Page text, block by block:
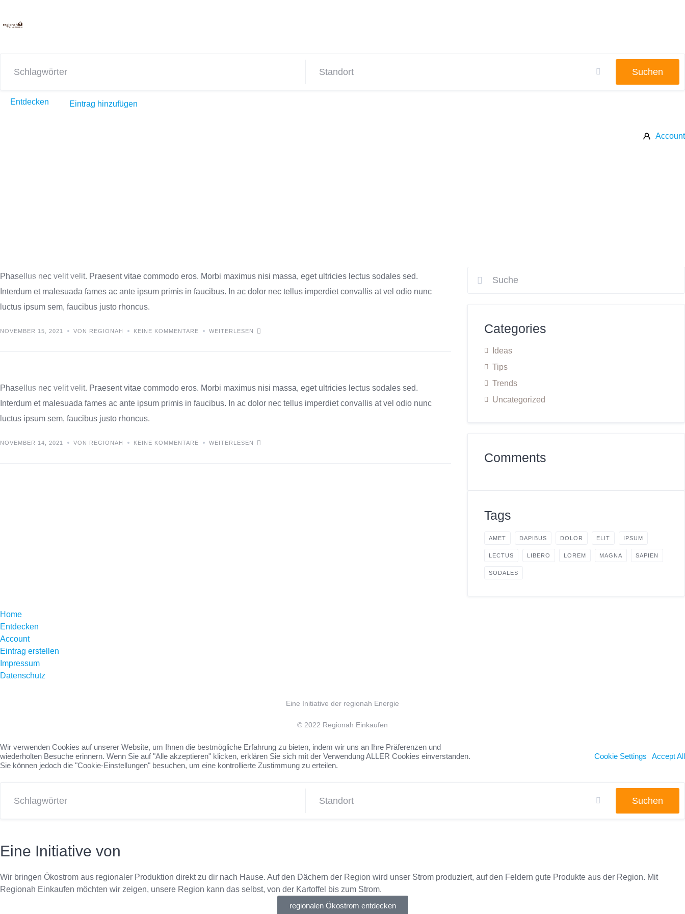
E INKAUFEN
Suchen
Entdecken Eintrag hinzufügen
Account
IDEAS TRENDS
Phasellus nec velit velit. Praesent vitae commodo eros. Morbi maximus nisi massa, eget ultricies lectus sodales sed.
Interdum et malesuada fames ac ante ipsum primis in faucibus. In ac dolor nec tellus imperdiet convallis at vel odio nunc
luctus ipsum sem, faucibus justo rhoncus.
NOVEMBER 15, 2021 VON REGIONAH KEINE KOMMENTARE WEITERLESEN
IDEAS TRENDS
Phasellus nec velit velit. Praesent vitae commodo eros. Morbi maximus nisi massa, eget ultricies lectus sodales sed.
Interdum et malesuada fames ac ante ipsum primis in faucibus. In ac dolor nec tellus imperdiet convallis at vel odio nunc
luctus ipsum sem, faucibus justo rhoncus.
NOVEMBER 14, 2021 VON REGIONAH KEINE KOMMENTARE WEITERLESEN
Categories
Ideas
Tips
Trends
Uncategorized
Comments
Tags
AMET DAPIBUS DOLOR ELIT IPSUM
LECTUS LIBERO LOREM MAGNA SAPIEN
SODALES
Home
Entdecken
Account
Eintrag erstellen
Impressum
Datenschutz
Eine Initiative der regionah Energie
© 2022 Regionah Einkaufen
Wir verwenden Cookies auf unserer Website, um Ihnen die bestmögliche Erfahrung zu bieten, indem wir uns an Ihre Präferenzen und
wiederholten Besuche erinnern. Wenn Sie auf "Alle akzeptieren" klicken, erklären Sie sich mit der Verwendung ALLER Cookies einverstanden.
Sie können jedoch die "Cookie-Einstellungen" besuchen, um eine kontrollierte Zustimmung zu erteilen.
Cookie Settings Accept All
Suchen
Eine Initiative von
Wir bringen Ökostrom aus regionaler Produktion direkt zu dir nach Hause. Auf den Dächern der Region wird unser Strom produziert, auf den Feldern gute Produkte aus der Region. Mit
Regionah Einkaufen möchten wir zeigen, unsere Region kann das selbst, von der Kartoffel bis zum Strom.
regionalen Ökostrom entdecken